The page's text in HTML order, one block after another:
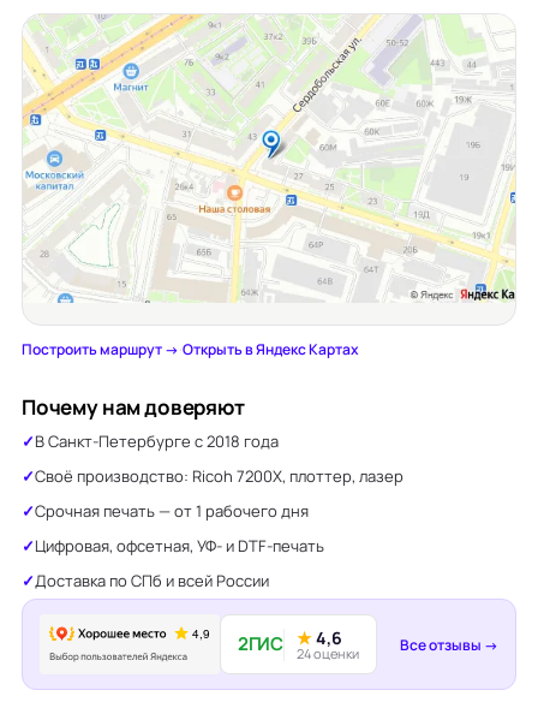
Построить маршрут →·Открыть в Яндекс Картах
Почему нам доверяют
В Санкт-Петербурге с 2018 года
Своё производство: Ricoh 7200X, плоттер, лазер
Срочная печать — от 1 рабочего дня
Цифровая, офсетная, УФ- и DTF-печать
Доставка по СПб и всей России
2ГИС ★4,6
24 оценки Все отзывы →